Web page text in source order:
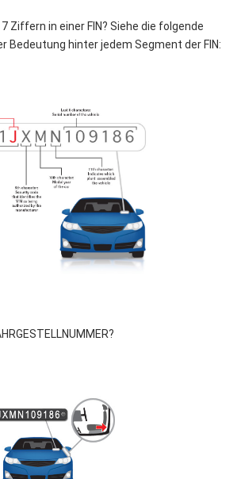
Ziffern in einer FIN? Siehe die folgende
Bedeutung hinter jedem Segment der FIN: